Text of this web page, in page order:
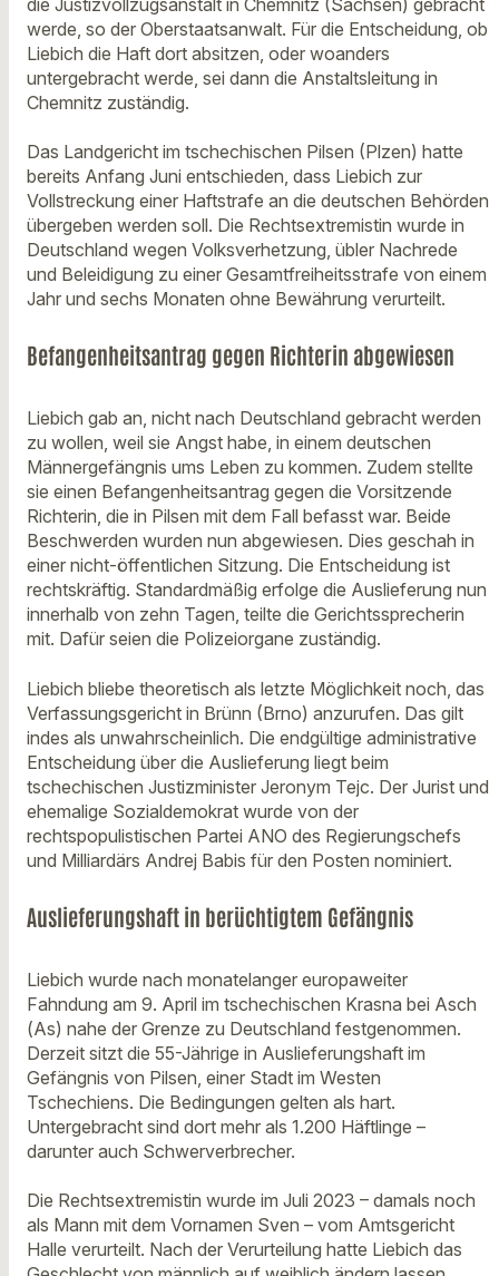
werde, so der Oberstaatsanwalt. Für die Entscheidung, ob
Liebich die Haft dort absitzen, oder woanders
untergebracht werde, sei dann die Anstaltsleitung in
Chemnitz zuständig.
Das Landgericht im tschechischen Pilsen (Plzen) hatte
bereits Anfang Juni entschieden, dass Liebich zur
Vollstreckung einer Haftstrafe an die deutschen Behörden
übergeben werden soll. Die Rechtsextremistin wurde in
Deutschland wegen Volksverhetzung, übler Nachrede
und Beleidigung zu einer Gesamtfreiheitsstrafe von einem
Jahr und sechs Monaten ohne Bewährung verurteilt.
Befangenheitsantrag gegen Richterin abgewiesen
Liebich gab an, nicht nach Deutschland gebracht werden
zu wollen, weil sie Angst habe, in einem deutschen
Männergefängnis ums Leben zu kommen. Zudem stellte
sie einen Befangenheitsantrag gegen die Vorsitzende
Richterin, die in Pilsen mit dem Fall befasst war. Beide
Beschwerden wurden nun abgewiesen. Dies geschah in
einer nicht-öffentlichen Sitzung. Die Entscheidung ist
rechtskräftig. Standardmäßig erfolge die Auslieferung nun
innerhalb von zehn Tagen, teilte die Gerichtssprecherin
mit. Dafür seien die Polizeiorgane zuständig.
Liebich bliebe theoretisch als letzte Möglichkeit noch, das
Verfassungsgericht in Brünn (Brno) anzurufen. Das gilt
indes als unwahrscheinlich. Die endgültige administrative
Entscheidung über die Auslieferung liegt beim
tschechischen Justizminister Jeronym Tejc. Der Jurist und
ehemalige Sozialdemokrat wurde von der
rechtspopulistischen Partei ANO des Regierungschefs
und Milliardärs Andrej Babis für den Posten nominiert.
Auslieferungshaft in berüchtigtem Gefängnis
Liebich wurde nach monatelanger europaweiter
Fahndung am 9. April im tschechischen Krasna bei Asch
(As) nahe der Grenze zu Deutschland festgenommen.
Derzeit sitzt die 55-Jährige in Auslieferungshaft im
Gefängnis von Pilsen, einer Stadt im Westen
Tschechiens. Die Bedingungen gelten als hart.
Untergebracht sind dort mehr als 1.200 Häftlinge –
darunter auch Schwerverbrecher.
Die Rechtsextremistin wurde im Juli 2023 – damals noch
als Mann mit dem Vornamen Sven – vom Amtsgericht
Halle verurteilt. Nach der Verurteilung hatte Liebich das